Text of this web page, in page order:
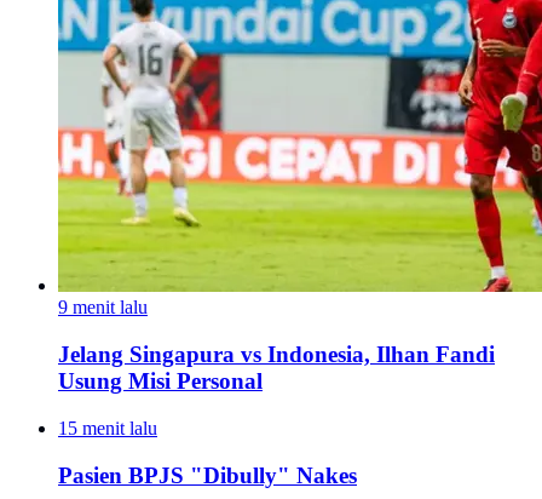
9 menit lalu
Jelang Singapura vs Indonesia, Ilhan Fandi
Usung Misi Personal
15 menit lalu
Pasien BPJS "Dibully" Nakes